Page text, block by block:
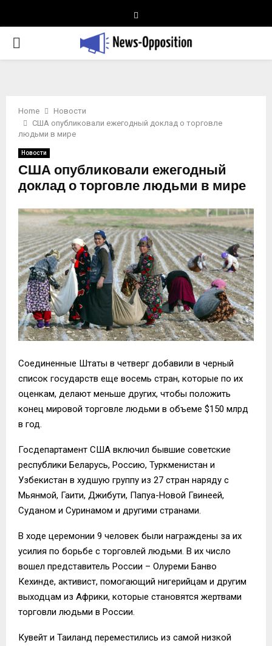
PRIMARY
Home
Новости
США опубликовали ежегодный доклад о торговле
людьми в мире
Новости
США опубликовали ежегодный
доклад о торговле людьми в мире
Соединенные Штаты в четверг добавили в черный
список государств еще восемь стран, которые по их
оценкам, делают меньше других, чтобы положить
конец мировой торговле людьми в объеме $150 млрд
в год.
Госдепартамент США включил бывшие советские
республики Беларусь, Россию, Туркменистан и
Узбекистан в худшую группу из 27 стран наряду с
Мьянмой, Гаити, Джибути, Папуа-Новой Гвинеей,
Суданом и Суринамом и другими странами.
В ходе церемонии 9 человек были награждены за их
усилия по борьбе с торговлей людьми. В их число
вошел представитель России – Олуреми Банво
Кехинде, активист, помогающий нигерийцам и другим
выходцам из Африки, которые становятся жертвами
торговли людьми в России.
Кувейт и Таиланд переместились из самой низкой